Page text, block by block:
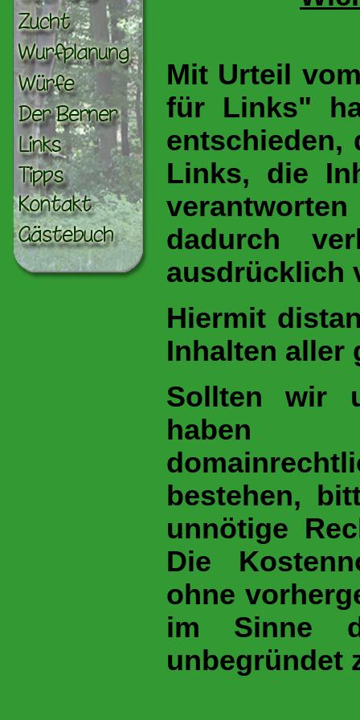
Mit Urteil
für Links"
entschieden,
Links, die
dadurch
ausdrücklich
Hiermit
Inhalten aller
Sollten wir
haben
bestehen,
unnötige
Die
ohne
im Sinne
unbegründet